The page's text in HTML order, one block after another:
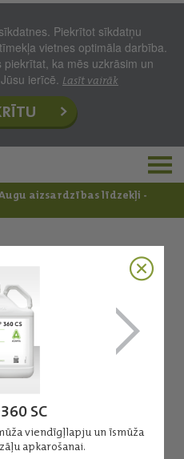
Piekrītot sīkdatņu
vietnes optimāla darbība.
ka mēs uzkrāsim un
ierīcē. Lasīt vairāk
aizsardzības līdzekļi -
SC
viendīgļlapju un īsmūža
apkarošanai.